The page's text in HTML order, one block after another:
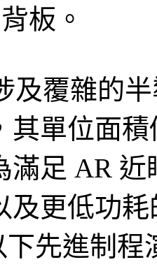
板。
及覆雜的
其單位面
滿足 AR
及更低功
下先進制